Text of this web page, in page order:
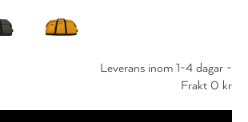
Leverans inom 1-4 dagar -
Frakt 0 kr